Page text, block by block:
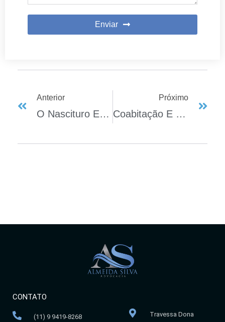
Enviar
Anterior
O Nascituro E O Direito Das Sucessões
Próximo
Coabitação E Filhos Não São Requisitos Para A União Estável
CONTATO
(11) 9 9419-8268
Travessa Dona